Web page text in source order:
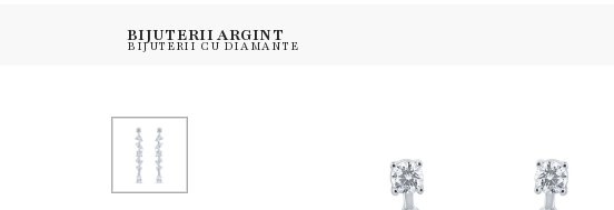
BIJUTERII CU DIAMANTE
BIJUTERII ARGINT